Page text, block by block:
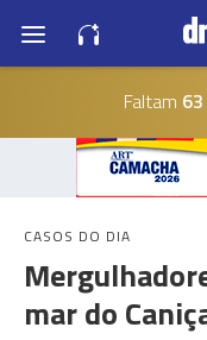
Faltam
CASOS DO DIA
mar do